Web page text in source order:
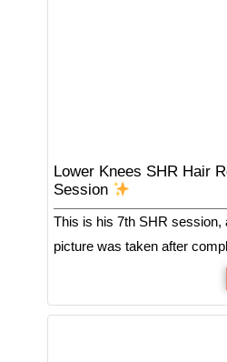
Lower Knees SHR Hair
Session
This is his 7th SHR session,
picture was taken after